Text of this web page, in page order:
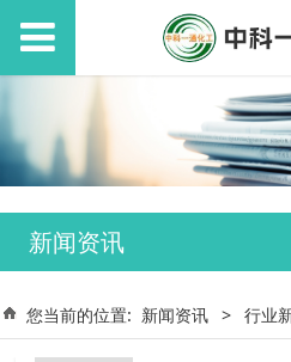
新闻资讯
您当前的位置: 新闻资讯 > 行业